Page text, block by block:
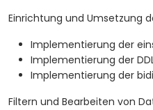
Einrichtung und Umsetzung
Implementierung der
Implementierung der
Implementierung der
Filtern und Bearbeiten von